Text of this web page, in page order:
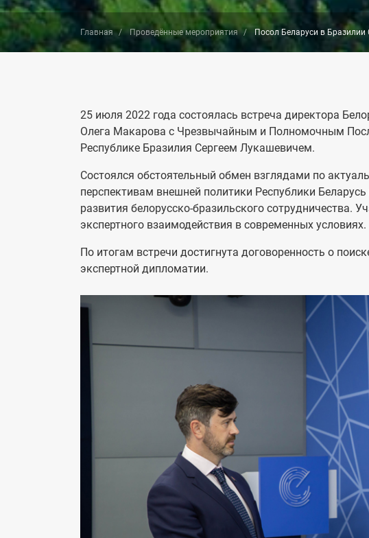
Главная Проведённые мероприятия Посол Беларуси в
25 июля 2022 года состоялась встреча директора
Олега Макарова с Чрезвычайным и Полномочным
Республике Бразилия Сергеем Лукашевичем.
Состоялся обстоятельный обмен взглядами по
перспективам внешней политики Республики
развития белорусско-бразильского сотрудничества.
экспертного взаимодействия в современных условиях.
По итогам встречи достигнута договоренность о
экспертной дипломатии.
Image